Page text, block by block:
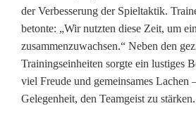
u
n
d
s
der Verbesserung der Spieltaktik.
betonte: „Wir nutzten diese Zeit, um
zusammenzuwachsen.“ Neben den
Trainingseinheiten sorgte ein lustiges
viel Freude und gemeinsames Lachen
Gelegenheit, den Teamgeist zu stärken.